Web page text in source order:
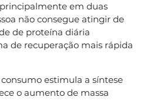
em duas
não consegue atingir de
de proteína diária
de recuperação mais rápida
estimula a síntese
o aumento de massa